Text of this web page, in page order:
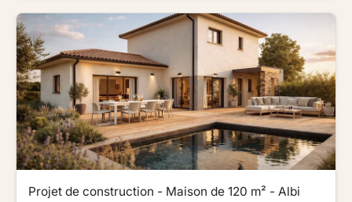
Projet de construction - Maison de 120 m² - Albi